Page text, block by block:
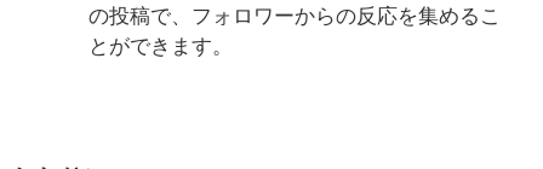
の投稿で、フォロワーからの反応を集めるこ
とができます。